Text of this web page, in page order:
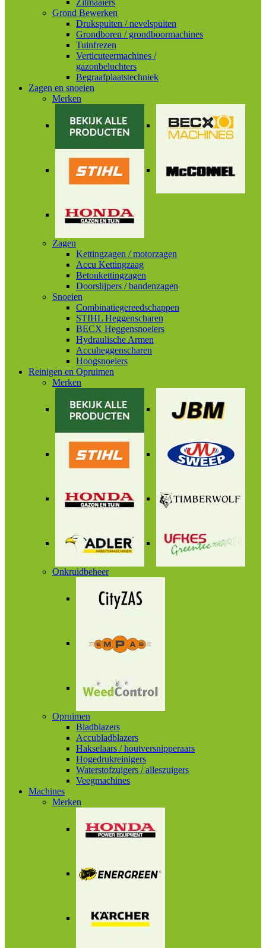
Zitmaaiers
Grond Bewerken
Drukspuiten / nevelspuiten
Grondboren / grondboormachines
Tuinfrezen
Verticuteermachines /
gazonbeluchters
Begraafplaatstechniek
Zagen en snoeien
Merken
Zagen
Kettingzagen / motorzagen
Accu Kettingzaag
Betonkettingzagen
Doorslijpers / bandenzagen
Snoeien
Combinatiegereedschappen
STIHL Heggenscharen
BECX Heggensnoeiers
Hydraulische Armen
Accuheggenscharen
Hoogsnoeiers
Reinigen en Opruimen
Merken
Onkruidbeheer
Opruimen
Bladblazers
Accubladblazers
Hakselaars / houtversnipperaars
Hogedrukreinigers
Waterstofzuigers / alleszuigers
Veegmachines
Machines
Merken